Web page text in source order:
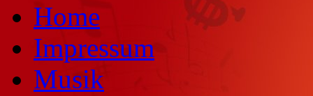
Home
Impressum
Musik